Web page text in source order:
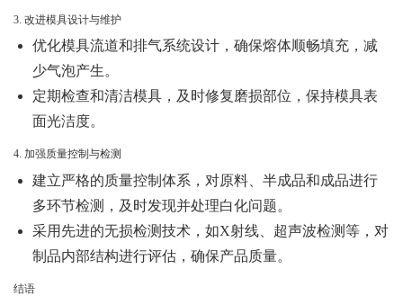
3. 改进模具设计与维护
优化模具流道和排气系统设计，确保熔体顺畅填充，减
少气泡产生。
定期检查和清洁模具，及时修复磨损部位，保持模具表
面光洁度。
4. 加强质量控制与检测
建立严格的质量控制体系，对原料、半成品和成品进行
多环节检测，及时发现并处理白化问题。
采用先进的无损检测技术，如X射线、超声波检测等，对
制品内部结构进行评估，确保产品质量。
结语